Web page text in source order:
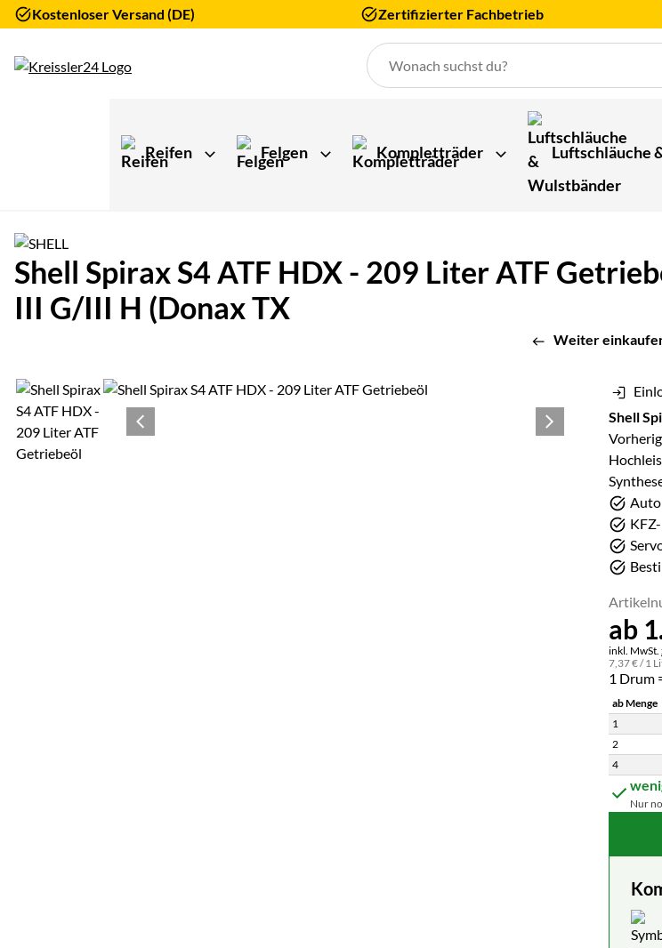
Kostenloser Versand (DE) Zertifizierter Fachbetrieb
Reifen Felgen Kompletträder Luftschläuche
Shell Spirax S4 ATF HDX - 209 Liter ATF
III G/III H (Donax TX
Weiter
Produktgalerie
Zur Kaufbox springen
Shell
ab:
ab
inkl. MwSt.
7,37€/ 1
1 Drum
ab Menge
1
2
4
Nur